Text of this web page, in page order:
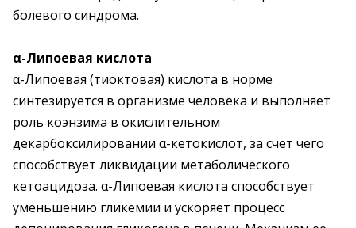
болевого синдрома.
α-Липоевая кислота
α-Липоевая (тиоктовая) кислота в норме
синтезируется в организме человека и выполняет
роль коэнзима в окислительном
декарбоксилировании α-кетокислот, за счет чего
способствует ликвидации метаболического
кетоацидоза. α-Липоевая кислота способствует
уменьшению гликемии и ускоряет процесс